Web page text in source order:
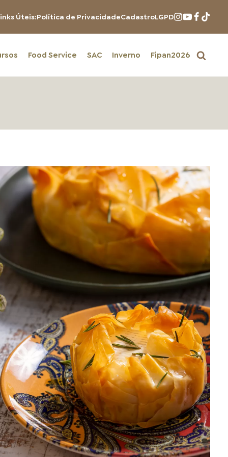
Úteis:Política de PrivacidadeCadastroLGPD
Food Service SAC Inverno Fipan2026
DISTRIBUIDORES E REPRESENTANTES
AGENDA DE CURSOS
ACESSO PARA PARCEIROS